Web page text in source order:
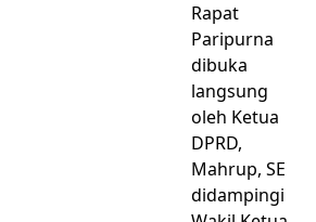
Rapat
Paripurna
dibuka
langsung
oleh Ketua
DPRD,
Mahrup, SE
didampingi